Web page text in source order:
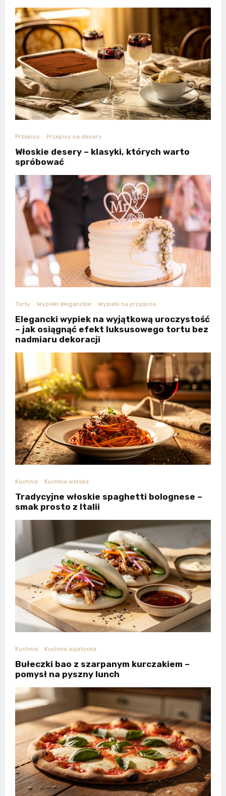
Przepisy Przepisy na desery
Włoskie desery – klasyki, których warto
spróbować
Torty Wypieki eleganckie Wypieki na przyjęcia
Elegancki wypiek na wyjątkową uroczystość
– jak osiągnąć efekt luksusowego tortu bez
nadmiaru dekoracji
Kuchnia Kuchnia włoska
Tradycyjne włoskie spaghetti bolognese –
smak prosto z Italii
Kuchnia Kuchnia azjatycka
Bułeczki bao z szarpanym kurczakiem –
pomysł na pyszny lunch